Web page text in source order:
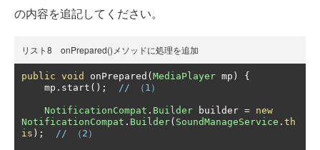
の内容を追記してください。
リスト8 onPrepared()メソッドに処理を追加
public void onPrepared ( MediaPlayer mp )
{
    mp
. start (); // （1）
NotificationCompat . Builder builder = new
NotificationCompat . Builder( SoundManageService . th
is ); // （2）